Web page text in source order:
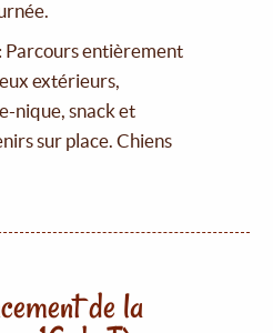
Parcours entièrement
extérieurs,
nique, snack et
sur place. Chiens
de la